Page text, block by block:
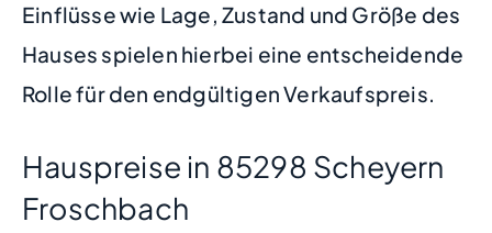
Einflüsse wie Lage, Zustand und Größe des
Hauses spielen hierbei eine entscheidende
Rolle für den endgültigen Verkaufspreis.
Hauspreise in 85298 Scheyern
Froschbach